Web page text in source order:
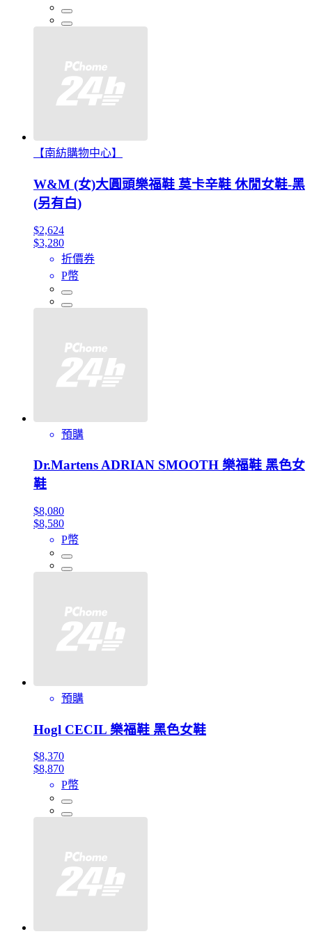
【南紡購物中心】
W&M (女)大圓頭樂福鞋 莫卡辛鞋 休閒女鞋-黑
(另有白)
$2,624
$3,280
折價券
P幣
預購
Dr.Martens ADRIAN SMOOTH 樂福鞋 黑色女
鞋
$8,080
$8,580
P幣
預購
Hogl CECIL 樂福鞋 黑色女鞋
$8,370
$8,870
P幣